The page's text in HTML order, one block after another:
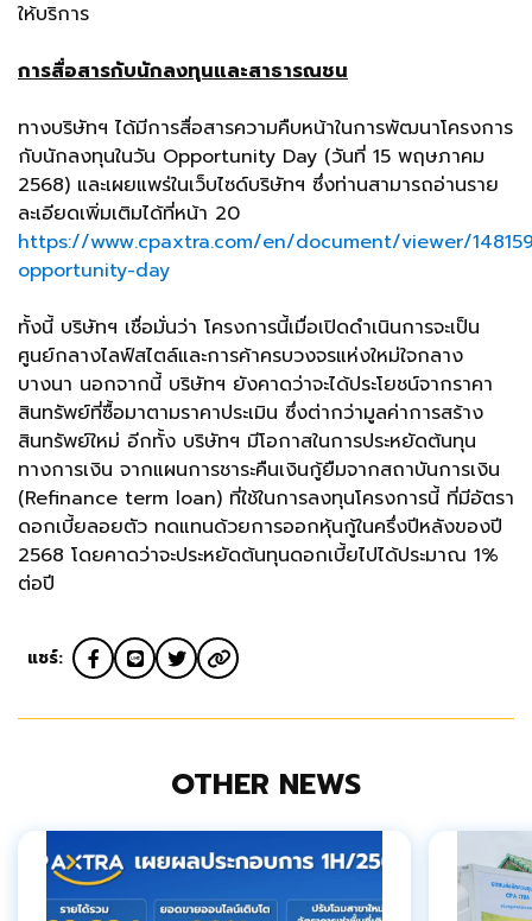
ให้บริการ
การสื่อสารกับนักลงทุนและสาธารณชน
ทางบริษัทฯ ได้มีการสื่อสารความคืบหน้าในการพัฒนาโครงการ
กับนักลงทุนในวัน Opportunity Day (วันที่ 15 พฤษภาคม
2568) และเผยแพร่ในเว็บไซด์บริษัทฯ ซึ่งท่านสามารถอ่านราย
ละเอียดเพิ่มเติมได้ที่หน้า 20
https://www.cpaxtra.com/en/document/viewer/
opportunity-day
ทั้งนี้ บริษัทฯ เชื่อมั่นว่า โครงการนี้เมื่อเปิดดำเนินการจะเป็น
ศูนย์กลางไลฟ์สไตล์และการค้าครบวงจรแห่งใหม่ใจกลาง
บางนา นอกจากนี้ บริษัทฯ ยังคาดว่าจะได้ประโยชน์จากราคา
สินทรัพย์ที่ซื้อมาตามราคาประเมิน ซึ่งต่ากว่ามูลค่าการสร้าง
สินทรัพย์ใหม่ อีกทั้ง บริษัทฯ มีโอกาสในการประหยัดต้นทุน
ทางการเงิน จากแผนการชาระคืนเงินกู้ยืมจากสถาบันการเงิน
(Refinance term loan) ที่ใช้ในการลงทุนโครงการนี้ ที่มีอัตรา
ดอกเบี้ยลอยตัว ทดแทนด้วยการออกหุ้นกู้ในครึ่งปีหลังของปี
2568 โดยคาดว่าจะประหยัดต้นทุนดอกเบี้ยไปได้ประมาณ 1%
ต่อปี
แชร์:
OTHER NEWS